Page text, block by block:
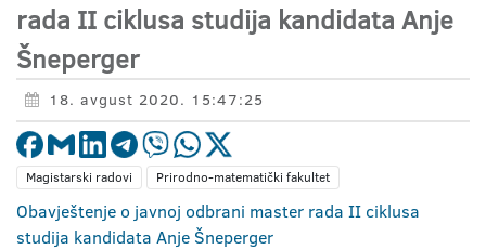
rada II ciklusa studija kandidata Anje
Šneperger
18. avgust 2020. 15:47:25
Magistarski radovi Prirodno-matematički fakultet
Obavještenje o javnoj odbrani master rada II ciklusa
studija kandidata Anje Šneperger